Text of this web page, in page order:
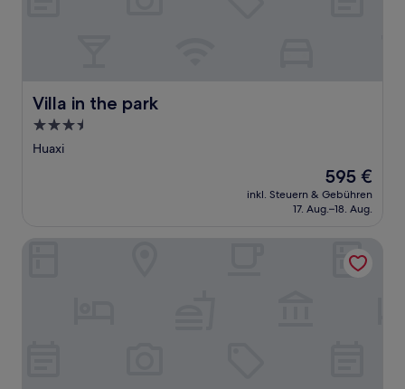
Villa in the park
Villa in the park
3.5-
Sterne-
Huaxi
Der
Preis
beträgt
595 €
inkl. Steuern & Gebühren
17. Aug.–18. Aug.